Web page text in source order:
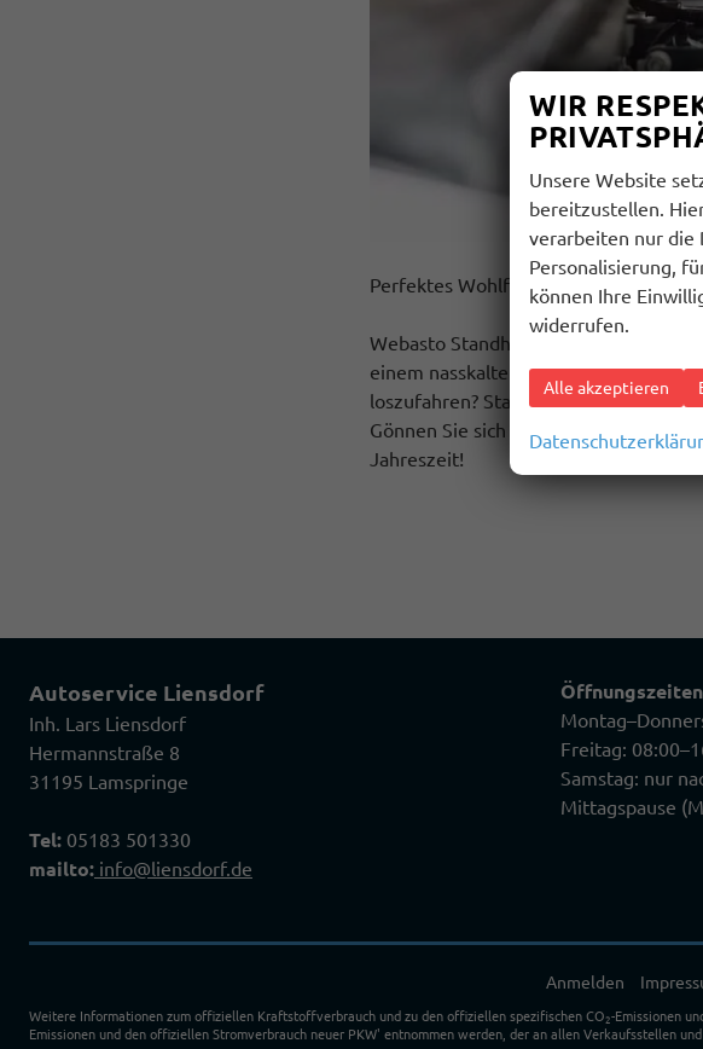
Perfektes Wohlfühlklima in Ihrem
Webasto Standheizungen sind wahre
einem nasskalten oder verschneiten
loszufahren? Starten Sie sicher in den
Gönnen Sie sich diesen Komfort und
Jahreszeit!
Autoservice Liensdorf
Inh. Lars Liensdorf
Hermannstraße 8
31195 Lamspringe
Tel: 05183 501330
mailto: info@liensdorf.de
Öffnungszeiten
Freitag:
Samstag: nur
Mittagspause
Anmelden
Weitere Informationen zum offiziellen Kraftstoffverbrauch und zu den offiziellen spezifischen CO2-Emissionen
Emissionen und den offiziellen Stromverbrauch neuer PKW' entnommen werden, der an allen Verkaufsstellen
WIR
Unsere Website
bereitzustellen.
verarbeiten nur die
Personalisierung,
können Ihre
widerrufen.
Alle akzeptieren